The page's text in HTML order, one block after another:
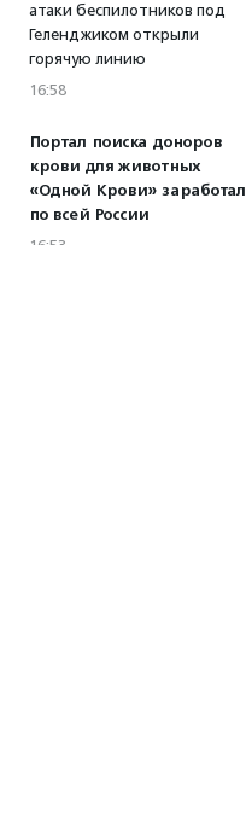
атаки беспилотников под
Геленджиком открыли
горячую линию
16:58
Портал поиска доноров
крови для животных
«Одной Крови» заработал
по всей России
16:53